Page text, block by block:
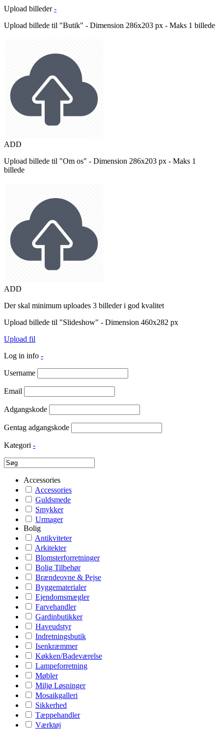
Upload billeder -
Upload billede til "Butik" - Dimension 286x203 px - Maks 1 billede
ADD
Upload billede til "Om os" - Dimension 286x203 px - Maks 1
billede
ADD
Der skal minimum uploades 3 billeder i god kvalitet
Upload billede til "Slideshow" - Dimension 460x282 px
Upload fil
Log in info -
Username
Email
Adgangskode
Gentag adgangskode
Kategori -
Accessories
Accessories
Guldsmede
Smykker
Urmager
Bolig
Antikviteter
Arkitekter
Blomsterforretninger
Bolig Tilbehør
Brændeovne & Pejse
Byggematerialer
Ejendomsmægler
Farvehandler
Gardinbutikker
Haveudstyr
Indretningsbutik
Isenkræmmer
Køkken/Badeværelse
Lampeforretning
Møbler
Miljø Løsninger
Mosaikgalleri
Sikkerhed
Tæppehandler
Værktøj